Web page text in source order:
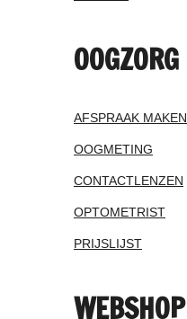
OOGZORG
AFSPRAAK MAKEN
OOGMETING
CONTACTLENZEN
OPTOMETRIST
PRIJSLIJST
WEBSHOP